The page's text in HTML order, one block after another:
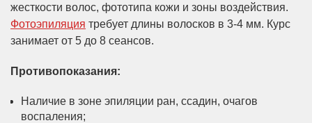
жесткости волос, фототипа кожи и зоны воздействия.
Фотоэпиляция требует длины волосков в 3-4 мм. Курс
занимает от 5 до 8 сеансов.
Противопоказания:
Наличие в зоне эпиляции ран, ссадин, очагов
воспаления;